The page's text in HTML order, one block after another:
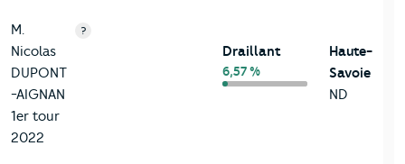
M.
Nicolas
DUPONT
-AIGNAN
1er tour
2022
?
Draillant
6,57 %
Haute-
Savoie
ND